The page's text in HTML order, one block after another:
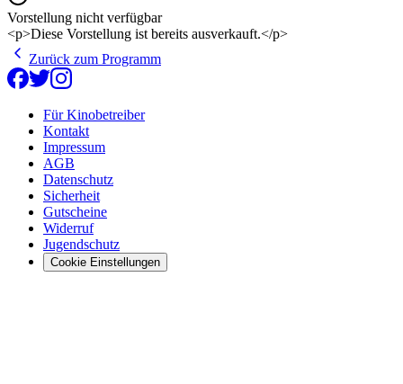
Vorstellung nicht verfügbar
<p>Diese Vorstellung ist bereits ausverkauft.</p>
Zurück zum Programm
Für Kinobetreiber
Kontakt
Impressum
AGB
Datenschutz
Sicherheit
Gutscheine
Widerruf
Jugendschutz
Cookie Einstellungen